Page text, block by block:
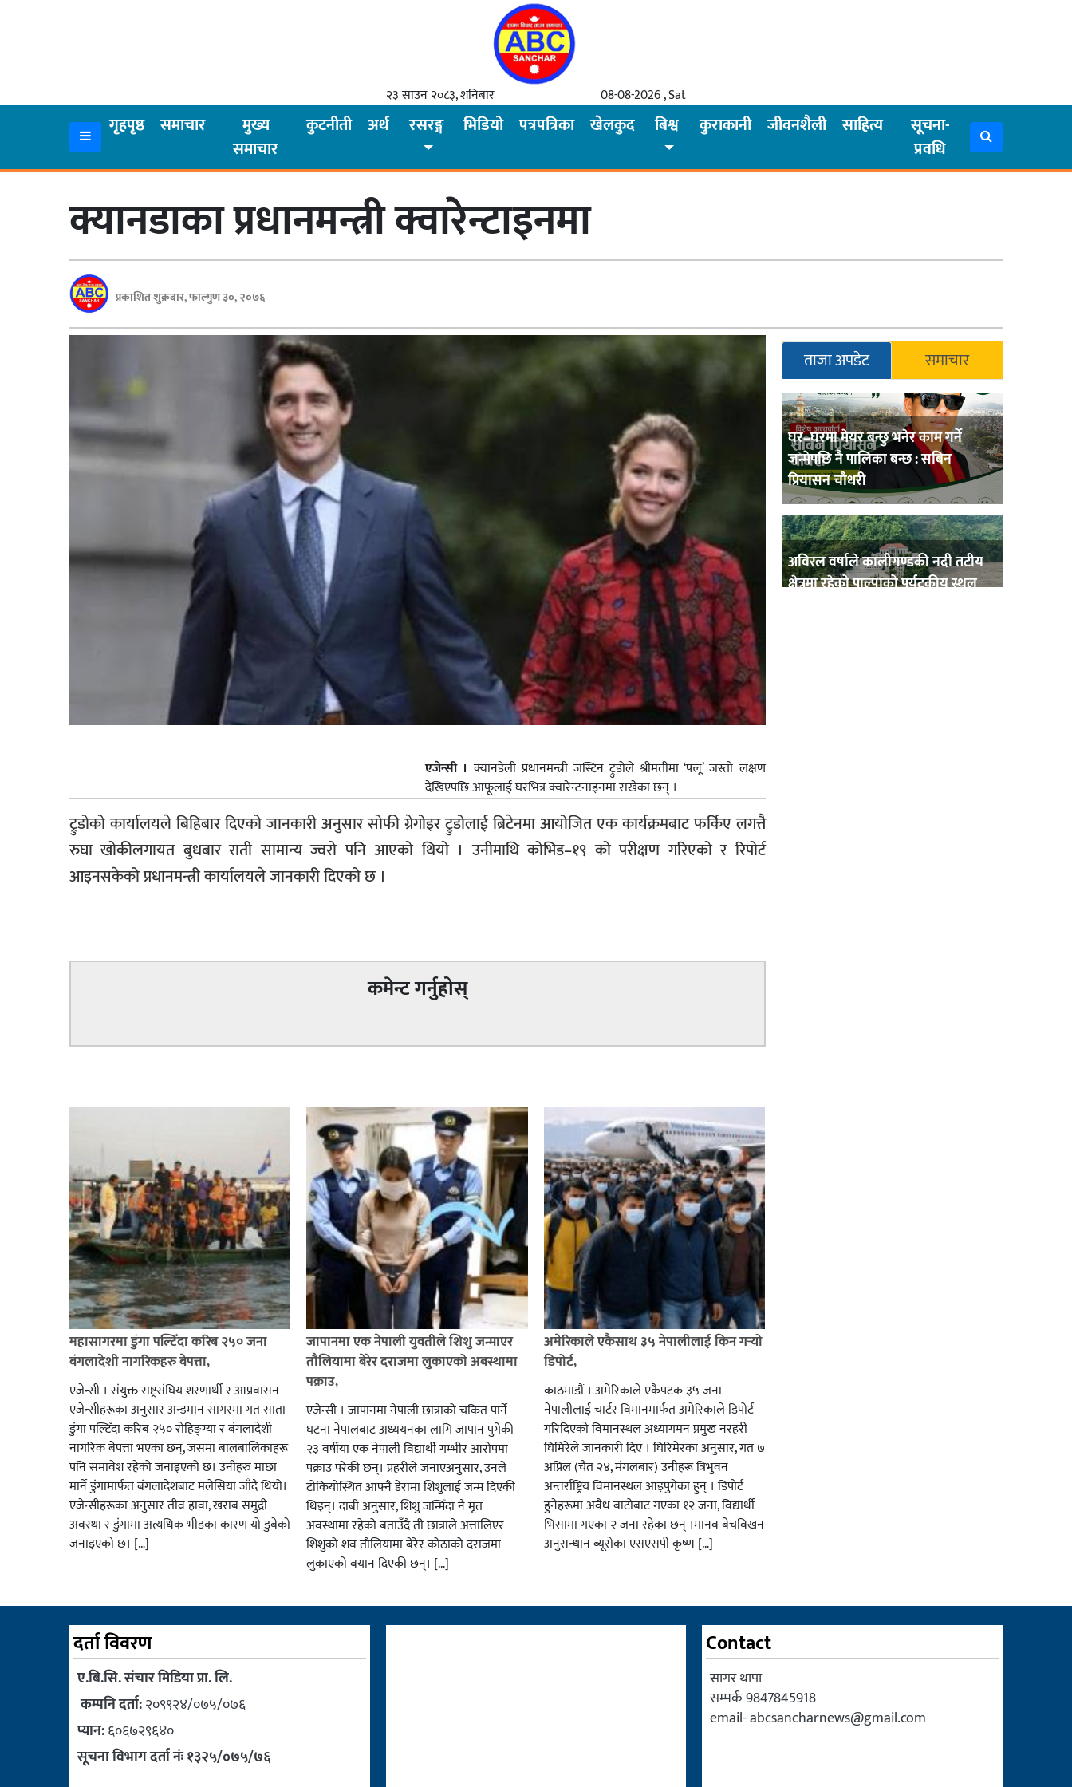
२३ साउन २०८३, शनिबार 08-08-2026 , Sat
गृहपृष्ठ समाचार
मुख्य
समाचार
कुटनीती अर्थ रसरङ्ग भिडियो पत्रपत्रिका खेलकुद बिश्व कुराकानी जीवनशैली साहित्य
सूचना-
प्रवधि
समाचार
पत्रपत्रिका
क्यानडाका प्रधानमन्त्री क्वारेन्टाइनमा
प्रकाशित शुक्रबार, फाल्गुण ३०, २०७६
एजेन्सी । क्यानडेली प्रधानमन्त्री जस्टिन ट्रुडोले श्रीमतीमा ‘फ्लू’ जस्तो लक्षण
देखिएपछि आफूलाई घरभित्र क्वारेन्टनाइनमा राखेका छन् ।
ट्रुडोको कार्यालयले बिहिबार दिएको जानकारी अनुसार सोफी ग्रेगोइर ट्रुडोलाई ब्रिटेनमा आयोजित एक कार्यक्रमबाट फर्किए लगत्तै
रुघा खोकीलगायत बुधबार राती सामान्य ज्वरो पनि आएको थियो । उनीमाथि कोभिड–१९ को परीक्षण गरिएको र रिपोर्ट
आइनसकेको प्रधानमन्त्री कार्यालयले जानकारी दिएको छ ।
ताजा अपडेट समाचार
घर–घरमा मेयर बन्छु भनेर काम गर्ने
जन्मेपछि नै पालिका बन्छ : सबिन
प्रियासन चौधरी
अविरल वर्षाले कालीगण्डकी नदी तटीय
क्षेत्रमा रहेको पाल्पाको पर्यटकीय स्थल
कमेन्ट गर्नुहोस्
महासागरमा डुंगा पल्टिँदा करिब २५० जना
बंगलादेशी नागरिकहरु बेपत्ता,
एजेन्सी । संयुक्त राष्ट्रसंघिय शरणार्थी र आप्रवासन
एजेन्सीहरूका अनुसार अन्डमान सागरमा गत साता
डुंगा पल्टिँदा करिब २५० रोहिङ्ग्या र बंगलादेशी
नागरिक बेपत्ता भएका छन्, जसमा बालबालिकाहरू
पनि समावेश रहेको जनाइएको छ। उनीहरु माछा
मार्ने डुंगामार्फत बंगलादेशबाट मलेसिया जाँदै थियो।
एजेन्सीहरूका अनुसार तीव्र हावा, खराब समुद्री
अवस्था र डुंगामा अत्यधिक भीडका कारण यो डुबेको
जनाइएको छ। […]
जापानमा एक नेपाली युवतीले शिशु जन्माएर
तौलियामा बेरेर दराजमा लुकाएको अबस्थामा
पक्राउ,
एजेन्सी । जापानमा नेपाली छात्राको चकित पार्ने
घटना नेपालबाट अध्ययनका लागि जापान पुगेकी
२३ वर्षीया एक नेपाली विद्यार्थी गम्भीर आरोपमा
पक्राउ परेकी छन्। प्रहरीले जनाएअनुसार, उनले
टोकियोस्थित आफ्नै डेरामा शिशुलाई जन्म दिएकी
थिइन्। दाबी अनुसार, शिशु जन्मिँदा नै मृत
अवस्थामा रहेको बताउँदै ती छात्राले अत्तालिएर
शिशुको शव तौलियामा बेरेर कोठाको दराजमा
लुकाएको बयान दिएकी छन्। […]
अमेरिकाले एकैसाथ ३५ नेपालीलाई किन गर्‍यो
डिपोर्ट,
काठमाडौं । अमेरिकाले एकैपटक ३५ जना
नेपालीलाई चार्टर विमानमार्फत अमेरिकाले डिपोर्ट
गरिदिएको विमानस्थल अध्यागमन प्रमुख नरहरी
घिमिरेले जानकारी दिए । घिरिमेरका अनुसार, गत ७
अप्रिल (चैत २४, मंगलबार) उनीहरू त्रिभुवन
अन्तर्राष्ट्रिय विमानस्थल आइपुगेका हुन् । डिपोर्ट
हुनेहरूमा अवैध बाटोबाट गएका १२ जना, विद्यार्थी
भिसामा गएका २ जना रहेका छन् ।मानव बेचविखन
अनुसन्धान ब्यूरोका एसएसपी कृष्ण […]
दर्ता विवरण
ए.बि.सि. संचार मिडिया प्रा. लि.
कम्पनि दर्ता:२०९९२४/०७५/०७६
प्यान:६०६७२९६४०
सूचना विभाग दर्ता नंः १३२५/०७५/७६
Contact
सागर थापा
सम्पर्क 9847845918
email-abcsancharnews@gmail.com